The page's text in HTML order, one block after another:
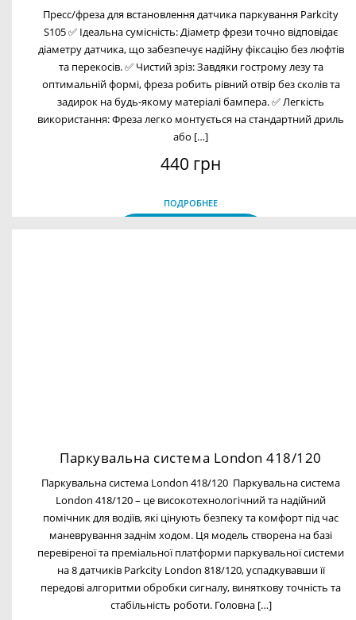
Пресс/фреза для встановлення датчика паркування Parkcity
S105 ✅ Ідеальна сумісність: Діаметр фрези точно відповідає
діаметру датчика, що забезпечує надійну фіксацію без люфтів
та перекосів. ✅ Чистий зріз: Завдяки гострому лезу та
оптимальній формі, фреза робить рівний отвір без сколів та
задирок на будь-якому матеріалі бампера. ✅ Легкість
використання: Фреза легко монтується на стандартний дриль
або […]
440 грн
ПОДРОБНЕЕ
Паркувальна система London 418/120
Паркувальна система London 418/120 Паркувальна система
London 418/120 – це високотехнологічний та надійний
помічник для водіїв, які цінують безпеку та комфорт під час
маневрування заднім ходом. Ця модель створена на базі
перевіреної та преміальної платформи паркувальної системи
на 8 датчиків Parkcity London 818/120, успадкувавши її
передові алгоритми обробки сигналу, виняткову точність та
стабільність роботи. Головна […]